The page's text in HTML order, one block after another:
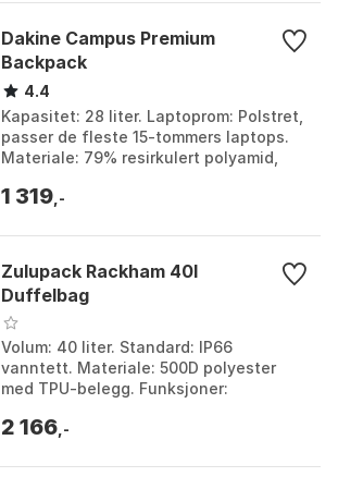
Dakine Campus Premium
Backpack
4.4
Kapasitet: 28 liter. Laptoprom: Polstret,
passer de fleste 15-tommers laptops.
Materiale: 79% resirkulert polyamid,
Ergonom...
1 319 ,-
Zulupack Rackham 40l
Duffelbag
Volum: 40 liter. Standard: IP66
vanntett. Materiale: 500D polyester
med TPU-belegg. Funksjoner:
vannmotstandsdyktig glidelås. Fa...
2 166 ,-